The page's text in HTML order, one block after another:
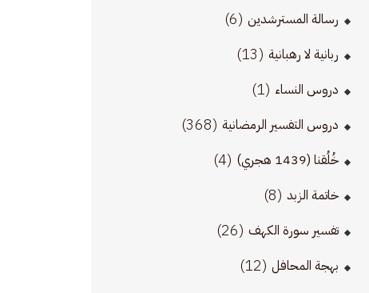
رسالة المسترشدين (6)
ربانية لا رهبانية (13)
دروس النساء (1)
دروس التفسير الرمضانية (368)
خُلُقنا (1439 هجري) (4)
خاتمة الزبد (8)
تفسير سورة الكهف (26)
بهجة المحافل (12)